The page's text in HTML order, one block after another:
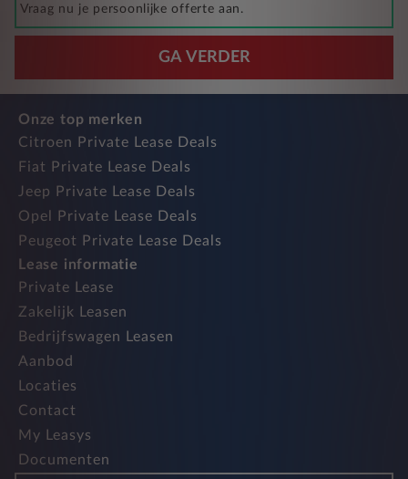
Vraag nu je persoonlijke offerte aan.
GA VERDER
Onze top merken
Citroen Private Lease Deals
Fiat Private Lease Deals
Jeep Private Lease Deals
Opel Private Lease Deals
Peugeot Private Lease Deals
Lease informatie
Private Lease
Zakelijk Leasen
Bedrijfswagen Leasen
Aanbod
Locaties
Contact
My Leasys
Documenten